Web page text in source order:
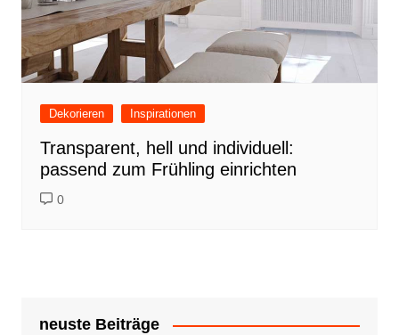
Dekorieren Inspirationen
Transparent, hell und individuell:
passend zum Frühling einrichten
0
neuste Beiträge